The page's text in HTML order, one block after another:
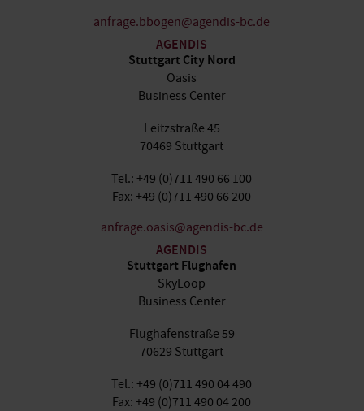
anfrage.bbogen@agendis-bc.de
AGENDIS
Stuttgart City Nord
Oasis
Business Center
Leitzstraße 45
70469 Stuttgart
Tel.: +49 (0)711 490 66 100
Fax: +49 (0)711 490 66 200
anfrage.oasis@agendis-bc.de
AGENDIS
Stuttgart Flughafen
SkyLoop
Business Center
Flughafenstraße 59
70629 Stuttgart
Tel.: +49 (0)711 490 04 490
Fax: +49 (0)711 490 04 200